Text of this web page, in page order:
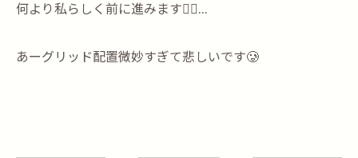
何より私らしく前に進みます🚶‍♀️…
あーグリッド配置微妙すぎて悲しいです🥲